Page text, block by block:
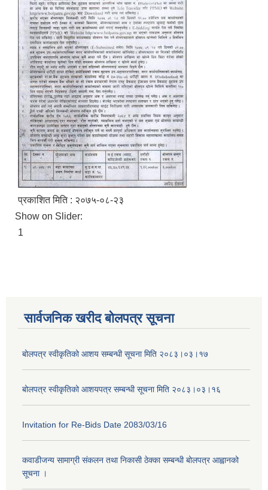
प्रकाशित मिति : २०७५-०८-२३
Show on Slider:
1
सार्वजनिक खरीद बोलपत्र सूचना
बोलपत्र स्वीकृतिको आशय सम्बन्धी सूचना मिति २०८३।०३।१७
बोलपत्र स्वीकृतिको आशयपत्र सम्बन्धी सूचना मिति २०८३।०३।१६
Invitation for Re-Bids Date 2083/03/16
कवाडीजन्य सामाग्री संकलन तथा निकासी ठेक्का सम्बन्धी बोलपत्र आह्वानको
सूचना ।